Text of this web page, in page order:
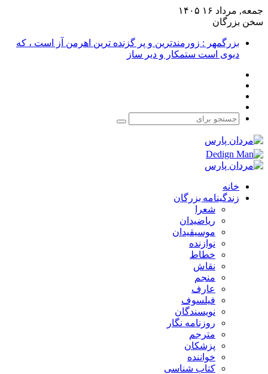
جمعه, مرداد ۱۶ ۱۴۰۵
سخن بزرگان
بزرگمهر : زورمندترین و پر گزنده ترین اهرمن آز است ، که
دیوی است ستمکار و دیر ساز
جستجو
خانه
زندگینامه بزرگان
شعرا
ریاضیدان
موسیقیدان
نوازنده
خطاط
نقاش
منجم
عارف
فیلسوف
نویسندگان
روزنامه نگار
مترجم
پزشکان
خواننده
کتاب شناسی